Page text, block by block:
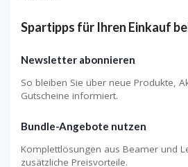
Spartipps für Ihren Einkauf
Newsletter abonnieren
So bleiben Sie über neue Produkte,
Gutscheine informiert.
Bundle-Angebote nutzen
Komplettlösungen aus Beamer und
zusätzliche Preisvorteile.